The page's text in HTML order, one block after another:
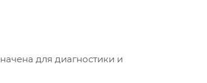
для диагностики и